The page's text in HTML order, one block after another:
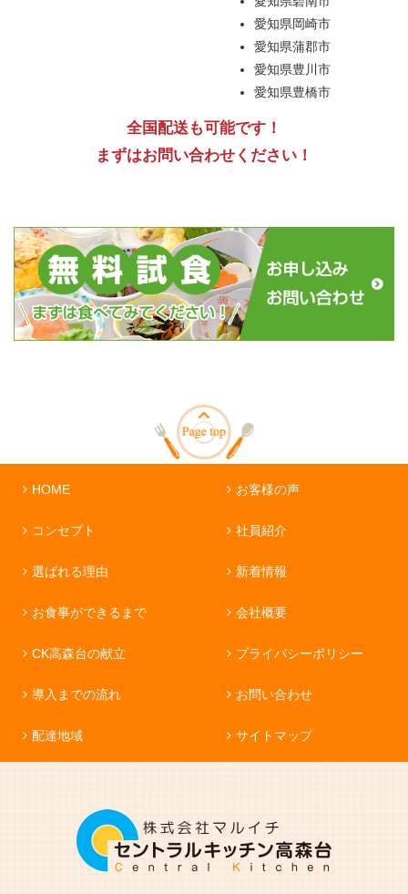
愛知県岡崎市
愛知県蒲郡市
愛知県豊川市
愛知県豊橋市
全国配送も可能です！
まずはお問い合わせください！
HOME
コンセプト
選ばれる理由
お食事ができるまで
CK高森台の献立
導入までの流れ
配達地域
お客様の声
社員紹介
新着情報
会社概要
プライバシーポリシー
お問い合わせ
サイトマップ